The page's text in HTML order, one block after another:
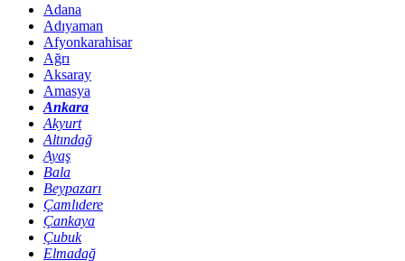
Adana
Adıyaman
Afyonkarahisar
Ağrı
Aksaray
Amasya
Ankara
Akyurt
Altındağ
Ayaş
Bala
Beypazarı
Çamlıdere
Çankaya
Çubuk
Elmadağ